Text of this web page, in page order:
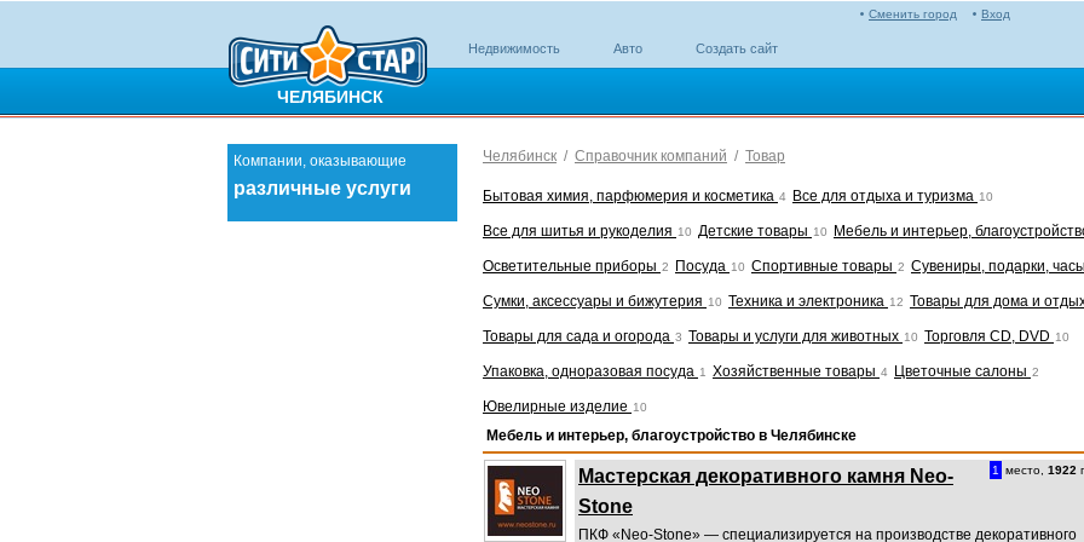
ЧЕЛЯБИНСК
Вход
Сменить город
Недвижимость Авто Создать сайт
Компании, оказывающие
различные услуги
Челябинск / Справочник компаний / Товар
Бытовая химия, парфюмерия и косметика 4 Все для отдыха и туризма 10
Все для шитья и рукоделия 10 Детские товары 10 Мебель и интерьер,
Осветительные приборы 2 Посуда 10 Спортивные товары 2 Сувениры, подарки, часы
Сумки, аксессуары и бижутерия 10 Техника и электроника 12 Товары для дома и
Товары для сада и огорода 3 Товары и услуги для животных 10 Торговля CD, DVD 10
Упаковка, одноразовая посуда 1 Хозяйственные товары 4 Цветочные салоны 2
Ювелирные изделие 10
Мебель и интерьер, благоустройство в Челябинске
Мастерская декоративного камня Neo-
Stone
1 место, 1922
ПКФ «Neo-Stone» — специализируется на производстве декоративного